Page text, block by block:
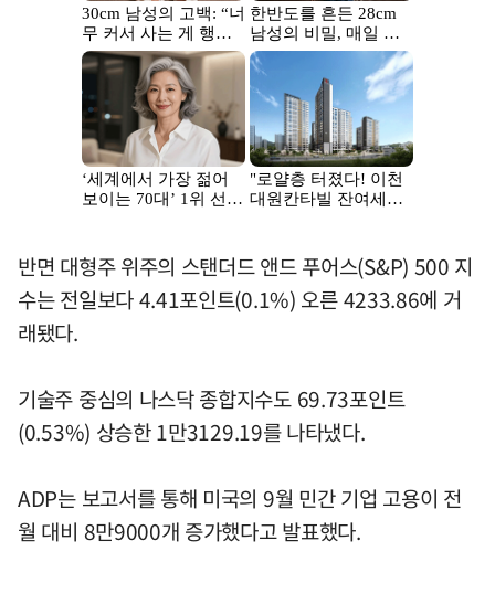
반면 대형주 위주의 스탠더드 앤드 푸어스(S&P) 500 지
수는 전일보다 4.41포인트(0.1%) 오른 4233.86에 거
래됐다.
기술주 중심의 나스닥 종합지수도 69.73포인트
(0.53%) 상승한 1만3129.19를 나타냈다.
ADP는 보고서를 통해 미국의 9월 민간 기업 고용이 전
월 대비 8만9000개 증가했다고 발표했다.